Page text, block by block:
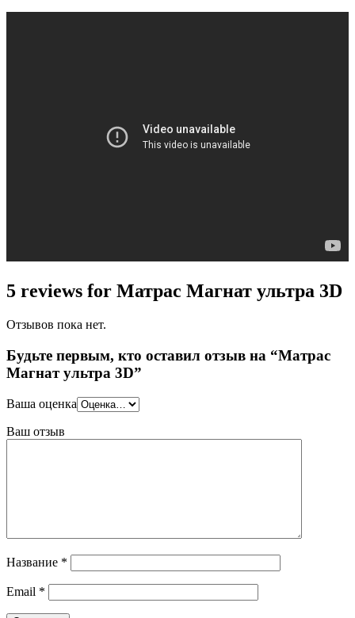
5 reviews for Матрас Магнат ультра 3D
Отзывов пока нет.
Будьте первым, кто оставил отзыв на “Матрас
Магнат ультра 3D”
Ваша оценка
Ваш отзыв
Название *
Email *